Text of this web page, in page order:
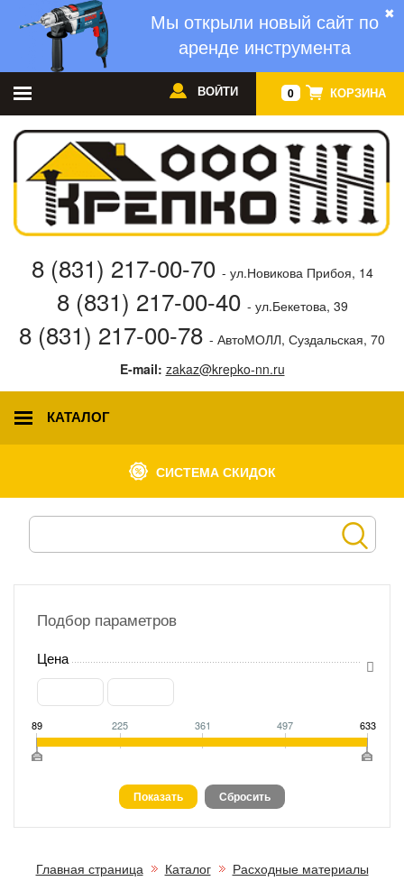
✖
Мы открыли новый сайт по
аренде инструмента
0 КОРЗИНА
ВОЙТИ
8 (831) 217-00-70 - ул.Новикова Прибоя, 14
8 (831) 217-00-40 - ул.Бекетова, 39
8 (831) 217-00-78 - АвтоМОЛЛ, Суздальская, 70
E-mail: zakaz@krepko-nn.ru
КАТАЛОГ
СИСТЕМА СКИДОК
Подбор параметров
Цена
89 225 361 497 633
Главная страница Каталог
Расходные материалы